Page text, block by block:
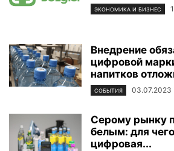
ЭКОНОМИКА И БИЗНЕС
Внедрение
цифровой
напитков
СОБЫТИЯ 03.07.2023
Серому рынку
белым: для
цифровая...